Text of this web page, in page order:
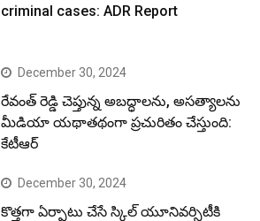
criminal cases: ADR Report
December 30, 2024
రేవంత్ రెడ్డి చెప్తున్న అబద్ధాలను, అసత్యాలను
మీడియా యథాతథంగా ప్రచురితం చేస్తుంది:
కేటీఆర్
December 30, 2024
కొత్తగా ఏర్పాటు చేసే స్కిల్ యూనివర్సిటీకి